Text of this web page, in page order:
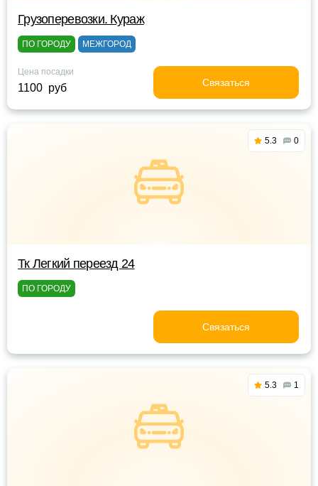
Грузоперевозки. Кураж
ПО ГОРОДУ МЕЖГОРОД
Цена посадки
1100 руб Связаться
5.3 0
Тк Легкий переезд 24
ПО ГОРОДУ
Связаться
5.3 1